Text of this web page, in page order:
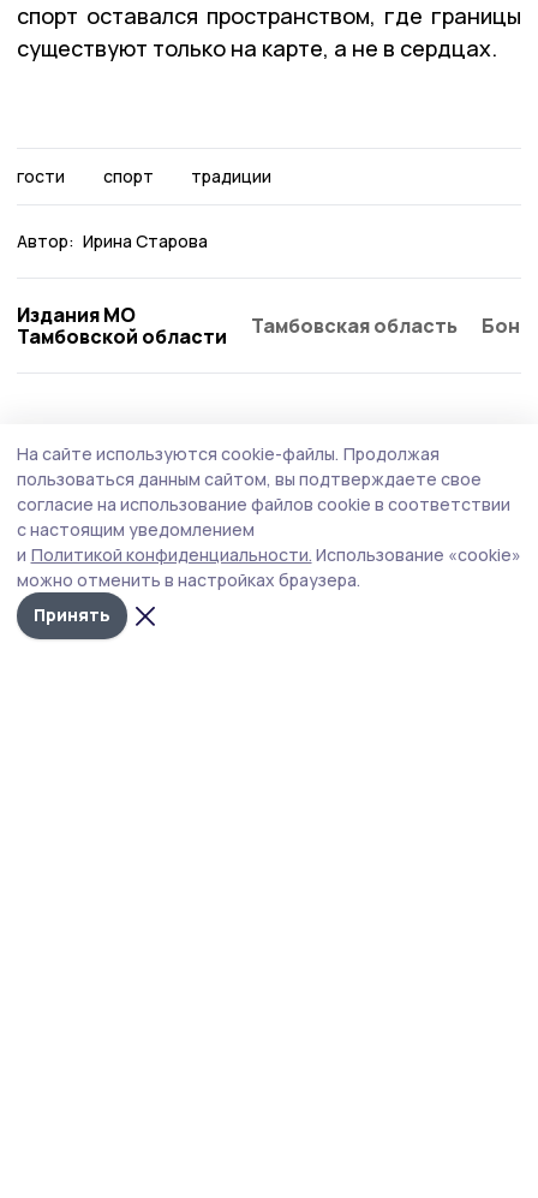
спорт оставался пространством, где границы
существуют только на карте, а не в сердцах.
гости спорт традиции
Автор: Ирина Старова
Издания МО
Тамбовской области
Тамбовская область
Вишнёвый сезон в Жердевском округе
отметился хорошим урожаем
ОАО «Плодопитомник «Жердевский» делает ставку на
сплочённый коллектив и новые технологии.
На сайте используются cookie-файлы. Продолжая
пользоваться данным сайтом, вы подтверждаете свое
согласие на использование файлов cookie в соответствии
с настоящим уведомлением
и Политикой конфиденциальности. Использование «cookie»
можно отменить в настройках браузера.
Принять